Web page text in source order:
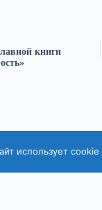
книги
универсальная
использует